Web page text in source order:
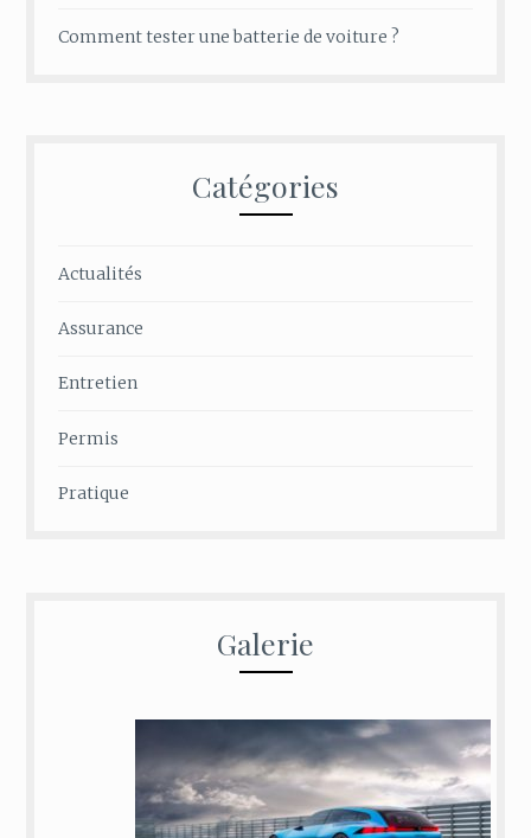
Comment tester une batterie de voiture ?
Catégories
Actualités
Assurance
Entretien
Permis
Pratique
Galerie